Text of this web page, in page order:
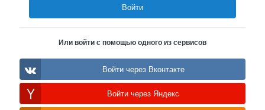
Войти
Или войти с помощью одного из сервисов
Войти через Вконтакте
Войти через Яндекс